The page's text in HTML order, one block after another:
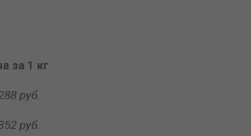
за 1 кг
руб.
руб.